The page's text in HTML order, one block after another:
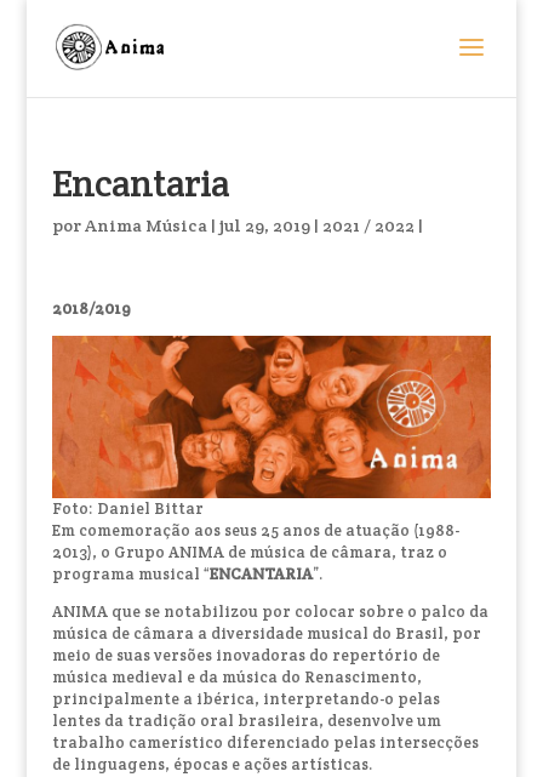
Encantaria
porAnima Música| jul 29, 2019| 2021 / 2022 |
2018/2019
Foto: Daniel Bittar
Em comemoração aos seus 25 anos de atuação (1988-
2013), o Grupo ANIMA de música de câmara, traz o
programa musical “ENCANTARIA”.
ANIMA que se notabilizou por colocar sobre o palco da
música de câmara a diversidade musical do Brasil, por
meio de suas versões inovadoras do repertório de
música medieval e da música do Renascimento,
principalmente a ibérica, interpretando-o pelas
lentes da tradição oral brasileira, desenvolve um
trabalho camerístico diferenciado pelas intersecções
de linguagens, épocas e ações artísticas.